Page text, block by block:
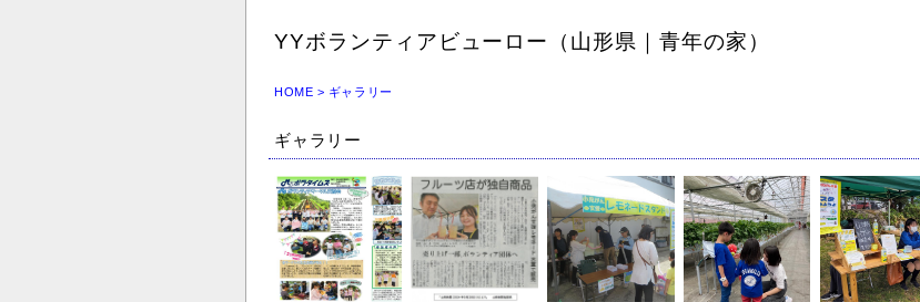
YYボランティアビューロー（山形県｜青年の家）
HOME > ギャラリー
ギャラリー